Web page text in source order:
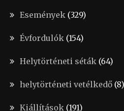
Események (329)
Évfordulók (154)
Helytörténeti séták (64)
helytörténeti vetélkedő (8)
Kiállítások (191)